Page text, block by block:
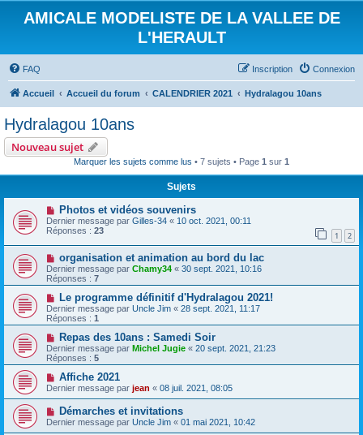
AMICALE MODELISTE DE LA VALLEE DE
L'HERAULT
FAQ Connexion
Inscription
Accueil Accueil du forum CALENDRIER 2021 Hydralagou 10ans
Hydralagou 10ans
Nouveau sujet
Marquer les sujets comme lus • 7 sujets • Page 1 sur 1
Sujets
Photos et vidéos souvenirs
Dernier message par Gilles-34 « 10 oct. 2021, 00:11
Réponses : 23 1 2
organisation et animation au bord du lac
Dernier message par Chamy34 « 30 sept. 2021, 10:16
Réponses : 7
Le programme définitif d'Hydralagou 2021!
Dernier message par Uncle Jim « 28 sept. 2021, 11:17
Réponses : 1
Repas des 10ans : Samedi Soir
Dernier message par Michel Jugie « 20 sept. 2021, 21:23
Réponses : 5
Affiche 2021
Dernier message par jean « 08 juil. 2021, 08:05
Démarches et invitations
Dernier message par Uncle Jim « 01 mai 2021, 10:42